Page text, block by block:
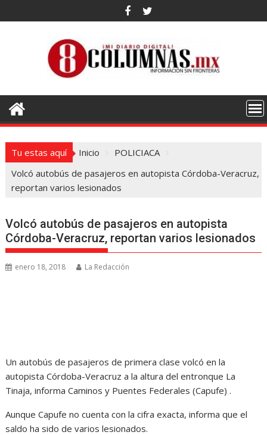
al
Tu estas aquí Inicio
POLICIACA
Volcó autobús de pasajeros en autopista Córdoba-Veracruz,
reportan varios lesionados
Volcó autobús de pasajeros en autopista
Córdoba-Veracruz, reportan varios lesionados
enero 18, 2018 La Redacción
Un autobús de pasajeros de primera clase volcó en la
autopista Córdoba-Veracruz a la altura del entronque La
Tinaja, informa Caminos y Puentes Federales (Capufe) .
Aunque Capufe no cuenta con la cifra exacta, informa que el
saldo ha sido de varios lesionados.